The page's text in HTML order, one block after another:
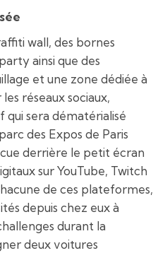
wall, des bornes
ainsi que des
et une zone dédiée à
réseaux sociaux,
sera dématérialisé
des Expos de Paris
derrière le petit écran
sur YouTube, Twitch
de ces plateformes,
depuis chez eux à
durant la
deux voitures